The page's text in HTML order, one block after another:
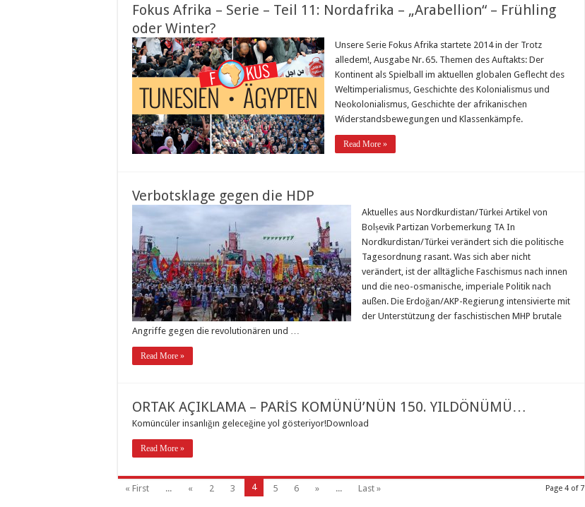
Fokus Afrika – Serie – Teil 11: Nordafrika – „Arabellion“ – Frühling
oder Winter?
Unsere Serie Fokus Afrika startete 2014 in der Trotz
alledem!, Ausgabe Nr. 65. Themen des Auftakts: Der
Kontinent als Spielball im aktuellen globalen Geflecht des
Weltimperialismus, Geschichte des Kolonialismus und
Neokolonialismus, Geschichte der afrikanischen
Widerstandsbewegungen und Klassenkämpfe.
Read More »
Verbotsklage gegen die HDP
Aktuelles aus Nordkurdistan/Türkei Artikel von
Bolșevik Partizan Vorbemerkung TA In
Nordkurdistan/Türkei verändert sich die politische
Tagesordnung rasant. Was sich aber nicht
verändert, ist der alltägliche Faschismus nach innen
und die neo-osmanische, imperiale Politik nach
außen. Die Erdoğan/AKP-Regierung intensivierte mit
der Unterstützung der faschistischen MHP brutale
Angriffe gegen die revolutionären und …
Read More »
ORTAK AÇIKLAMA – PARİS KOMÜNÜ’NÜN 150. YILDÖNÜMÜ…
Komüncüler insanlığın geleceğine yol gösteriyor!Download
Read More »
Page 4 of 7
« First ... « 2 3 4 5 6 » ... Last »